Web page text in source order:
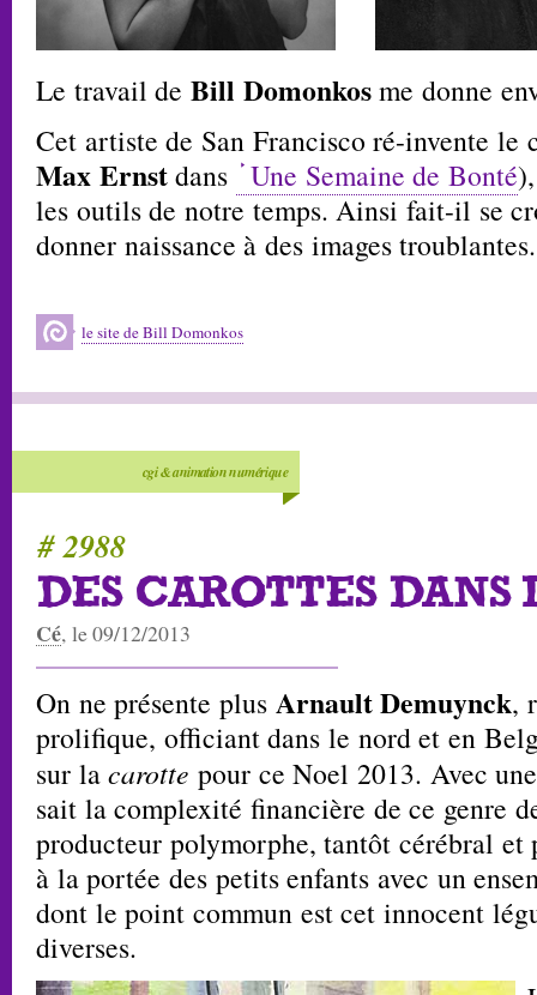
Le travail de Bill Domonkosme donne
Cet artiste de San Francisco ré-invente le
Max Ernstdans Une Semaine de Bonté
les outils de notre temps. Ainsi fait-il se
donner naissance à des images troublantes.
le site de Bill Domonkos
cgi & animation numérique
# 2988
DES CAROTTES DANS
Cé, le 09/12/2013
On ne présente plus Arnault Demuynck,
prolifique, officiant dans le nord et en
sur lacarotte pour ce Noel 2013. Avec
sait la complexité financière de ce genre
producteur polymorphe, tantôt cérébral et
à la portée des petits enfants avec un
dont le point commun est cet innocent
diverses.